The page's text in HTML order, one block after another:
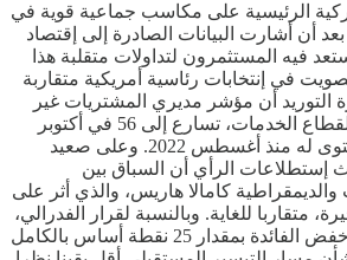
الرئيسية على مكاسب جماعية قوية في
بعد أن أشارت البيانات الصادرة إلى إقتصاد
فيه المستثمرون لتداولات متقلبة هذا
في إنتخابات رئاسية أمريكية متقاربة
التوريد أن مؤشر مديري المشتريات غير
الصناعي، وهو مقياس لقطاع الخدمات، تسارع إلى 56 في أكتوبر
الماضي، وهو أعلى مستوى له منذ أغسطس 2022. وعلى صعيد
إستطلاعات الرأي أن السباق بين
والديمقراطية كامالا هاريس، والذي أثر على
متقاربا للغاية. وبالنسبة لقرار الفدرالي،
قامت الأسواق بتسعير خفض الفائدة بمقدار 25 نقطة أساس بالكامل